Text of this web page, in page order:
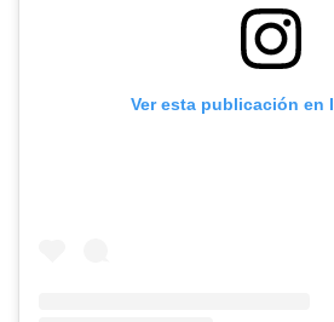
Ver esta publicación en